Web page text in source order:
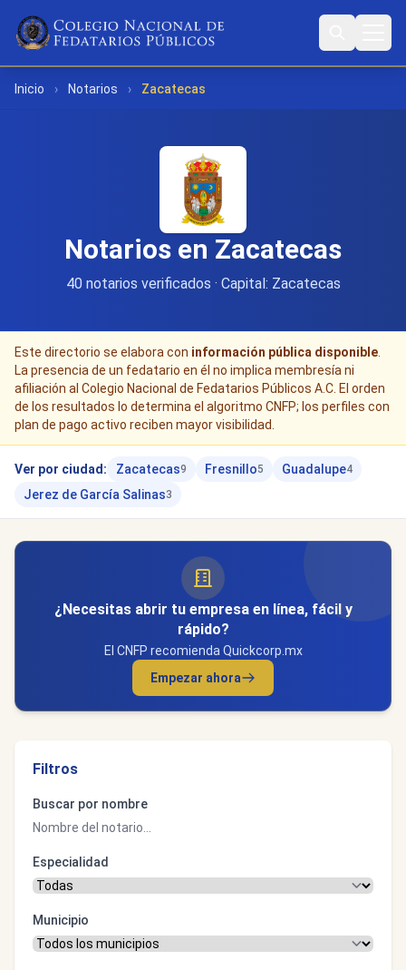
Inicio › Notarios › Zacatecas
Notarios en Zacatecas
40 notarios verificados · Capital: Zacatecas
Este directorio se elabora con información pública disponible
La presencia de un fedatario en él no implica membresía ni
afiliación al Colegio Nacional de Fedatarios Públicos A.C. El orden
de los resultados lo determina el algoritmo CNFP; los perfiles con
plan de pago activo reciben mayor visibilidad.
Ver por ciudad: Zacatecas9 Fresnillo5 Guadalupe4
Jerez de García Salinas3
¿Necesitas abrir tu empresa en línea, fácil y
rápido?
El CNFP recomienda Quickcorp.mx
Empezar ahora
Filtros
Buscar por nombre
Especialidad
Municipio